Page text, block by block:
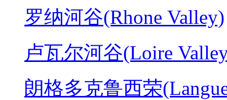
罗纳河谷(Rhone Valley)
卢瓦尔河谷(Loire
朗格多克鲁西荣